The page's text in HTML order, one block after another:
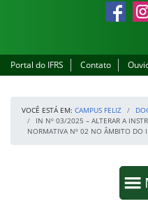
Facebook
Portal do IFRS Contato
VOCÊ ESTÁ EM: CAMPUS FELIZ
IN Nº 03/2025 – ALTERAR A
NORMATIVA Nº 02 NO ÂMBITO DO